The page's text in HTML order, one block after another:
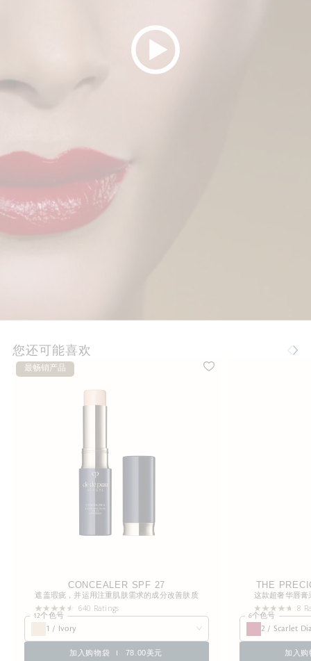
您还可能喜欢
最畅销产品
CONCEALER SPF 27
遮盖瑕疵，并运用注重肌肤需求的成分改善肤质
640 Ratings
12个色号
1 / Ivory
加入购物袋 78.00美元
THE
这款超奢华唇
8
6个色号
2 / Scarlet
加入购